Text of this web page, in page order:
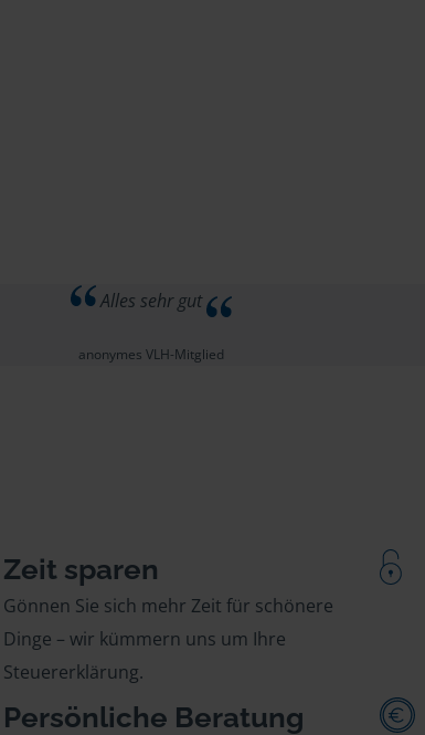
Alles sehr gut
anonymes VLH-Mitglied
Zeit sparen
Gönnen Sie sich mehr Zeit für schönere
Dinge – wir kümmern uns um Ihre
Steuererklärung.
Persönliche Beratung